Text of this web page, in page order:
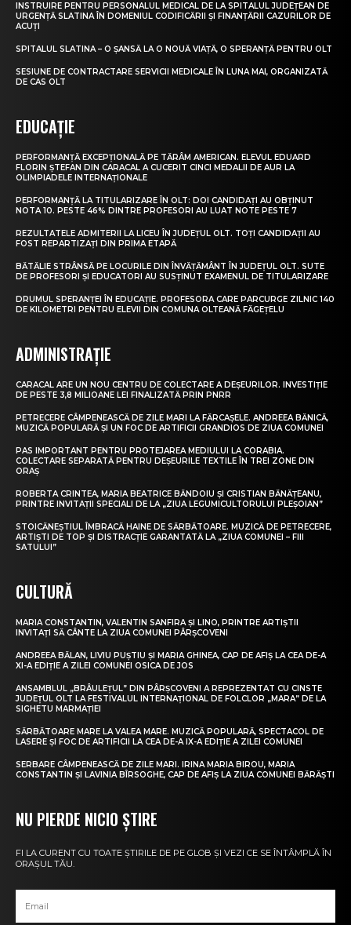
INSTRUIRE PENTRU PERSONALUL MEDICAL DE LA SPITALUL JUDEȚEAN DE
URGENȚĂ SLATINA ÎN DOMENIUL CODIFICĂRII ȘI FINANȚĂRII CAZURILOR DE
ACUȚI
SPITALUL SLATINA – O ȘANSĂ LA O NOUĂ VIAȚĂ, O SPERANȚĂ PENTRU OLT
SESIUNE DE CONTRACTARE SERVICII MEDICALE ÎN LUNA MAI, ORGANIZATĂ
DE CAS OLT
EDUCAȚIE
PERFORMANȚĂ EXCEPȚIONALĂ PE TĂRÂM AMERICAN. ELEVUL EDUARD
FLORIN ȘTEFAN DIN CARACAL A CUCERIT CINCI MEDALII DE AUR LA
OLIMPIADELE INTERNAȚIONALE
PERFORMANȚĂ LA TITULARIZARE ÎN OLT: DOI CANDIDAȚI AU OBȚINUT
NOTA 10. PESTE 46% DINTRE PROFESORI AU LUAT NOTE PESTE 7
REZULTATELE ADMITERII LA LICEU ÎN JUDEȚUL OLT. TOȚI CANDIDAȚII AU
FOST REPARTIZAȚI DIN PRIMA ETAPĂ
BĂTĂLIE STRÂNSĂ PE LOCURILE DIN ÎNVĂȚĂMÂNT ÎN JUDEȚUL OLT. SUTE
DE PROFESORI ȘI EDUCATORI AU SUSȚINUT EXAMENUL DE TITULARIZARE
DRUMUL SPERANȚEI ÎN EDUCAȚIE. PROFESORA CARE PARCURGE ZILNIC 140
DE KILOMETRI PENTRU ELEVII DIN COMUNA OLTEANĂ FĂGEȚELU
ADMINISTRAȚIE
CARACAL ARE UN NOU CENTRU DE COLECTARE A DEȘEURILOR. INVESTIȚIE
DE PESTE 3,8 MILIOANE LEI FINALIZATĂ PRIN PNRR
PETRECERE CÂMPENEASCĂ DE ZILE MARI LA FĂRCAȘELE. ANDREEA BĂNICĂ,
MUZICĂ POPULARĂ ȘI UN FOC DE ARTIFICII GRANDIOS DE ZIUA COMUNEI
PAS IMPORTANT PENTRU PROTEJAREA MEDIULUI LA CORABIA.
COLECTARE SEPARATĂ PENTRU DEȘEURILE TEXTILE ÎN TREI ZONE DIN
ORAȘ
ROBERTA CRINTEA, MARIA BEATRICE BĂNDOIU ȘI CRISTIAN BĂNĂȚEANU,
PRINTRE INVITAȚII SPECIALI DE LA „ZIUA LEGUMICULTORULUI PLEȘOIAN”
STOICĂNEȘTIUL ÎMBRACĂ HAINE DE SĂRBĂTOARE. MUZICĂ DE PETRECERE,
ARTIȘTI DE TOP ȘI DISTRACȚIE GARANTATĂ LA „ZIUA COMUNEI – FIII
SATULUI”
CULTURĂ
MARIA CONSTANTIN, VALENTIN SANFIRA ȘI LINO, PRINTRE ARTIȘTII
INVITAȚI SĂ CÂNTE LA ZIUA COMUNEI PÂRȘCOVENI
ANDREEA BĂLAN, LIVIU PUȘTIU ȘI MARIA GHINEA, CAP DE AFIȘ LA CEA DE-A
XI-A EDIȚIE A ZILEI COMUNEI OSICA DE JOS
ANSAMBLUL „BRÂULEȚUL” DIN PÂRȘCOVENI A REPREZENTAT CU CINSTE
JUDEȚUL OLT LA FESTIVALUL INTERNAȚIONAL DE FOLCLOR „MARA” DE LA
SIGHETU MARMAȚIEI
SĂRBĂTOARE MARE LA VALEA MARE. MUZICĂ POPULARĂ, SPECTACOL DE
LASERE ȘI FOC DE ARTIFICII LA CEA DE-A IX-A EDIȚIE A ZILEI COMUNEI
SERBARE CÂMPENEASCĂ DE ZILE MARI. IRINA MARIA BIROU, MARIA
CONSTANTIN ȘI LAVINIA BÎRSOGHE, CAP DE AFIȘ LA ZIUA COMUNEI BĂRĂȘTI
NU PIERDE NICIO ȘTIRE
FI LA CURENT CU TOATE ȘTIRILE DE PE GLOB ȘI VEZI CE SE ÎNTÂMPLĂ ÎN
ORAȘUL TĂU.